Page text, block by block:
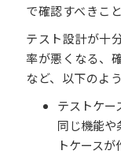
で確認すべきこ
テスト設計が十
率が悪くなる、
など、以下のよ
テストケー
同じ機能や
トケース